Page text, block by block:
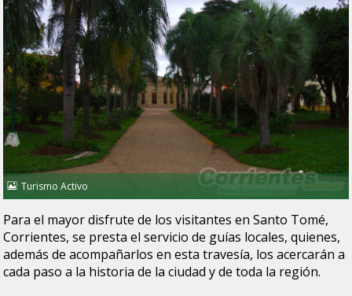
Turismo Activo
Para el mayor disfrute de los visitantes en Santo Tomé,
Corrientes, se presta el servicio de guías locales, quienes,
además de acompañarlos en esta travesía, los acercarán a
cada paso a la historia de la ciudad y de toda la región.